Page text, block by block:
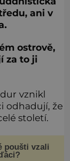
ani v
ostrově,
za to ji
vznikl
odhadují, že
století.
poušti vzali